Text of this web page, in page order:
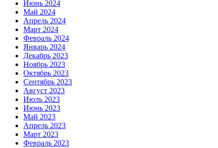
Июнь 2024
Май 2024
Апрель 2024
Март 2024
Февраль 2024
Январь 2024
Декабрь 2023
Ноябрь 2023
Октябрь 2023
Сентябрь 2023
Август 2023
Июль 2023
Июнь 2023
Май 2023
Апрель 2023
Март 2023
Февраль 2023